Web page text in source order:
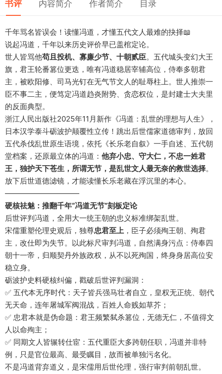
书评 内容简介 作者简介 目录
千年骂名皆误会！读懂冯道，才懂五代文人最难的抉择📖
说起冯道，千年以来历史评价早已盖棺定论。
世人皆骂他苟且投机、寡廉少节、十朝贰臣。五代城头变幻大王
旗，君王轮番篡位更迭，唯有冯道稳居宰辅高位，侍奉多朝君
主，被欧阳修、司马光钉在无气节文人的耻辱柱上。世人推崇一
臣不事二主，便笃定冯道趋炎附势、贪恋权位，是封建士大夫里
的反面典型。
浙江人民出版社2025年11月新作《冯道：乱世的理想与人生》，
日本汉学泰斗砺波护颠覆性立传！跳出后世儒家道德审判，放回
五代杀伐乱世原生语境，依托《长乐老自叙》一手自述、五代朝
堂档案，还原最立体的冯道： 他弃小忠、守大仁，不忠一姓君
王，独护天下苍生，所谓无节，是乱世文人最无奈的救世选择。
放下后世道德滤镜，才能读懂长乐老藏在浮沉里的本心。
——————————
硬核祛魅：推翻千年“冯道无节”刻板定论
后世评判冯道，全用大一统王朝的忠义标准绑架乱世。
宋儒重塑伦理史观后，独尊忠君至上 ，臣子必须殉王朝、殉君
主，改仕即为失节。以此标尺审判冯道，自然满身污点：侍奉四
朝十一帝，归顺契丹外族政权，从不以死殉国，终身身居高位安
稳立身。
砺波护史料硬核纠偏，戳破后世评判漏洞：
✅ 五代本无序时代：天子皆兵强马壮者自立，皇权无正统、朝代
无天命，连年屠城军阀混战，百姓人命贱如草芥；
✅ 忠君本就是伪命题：君王频繁弑杀篡位，无德无仁，不值得文
人以命殉主；
✅ 同期文人皆辗转仕宦：五代重臣大多跨朝任职，冯道并非特
例，只是官位最高、最受瞩目，故而被单独污名化。
不是冯道背弃道义，是宋儒用后世伦理，强行审判前朝乱世。